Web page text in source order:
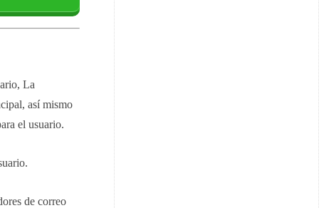
La
así mismo
el usuario.
de correo